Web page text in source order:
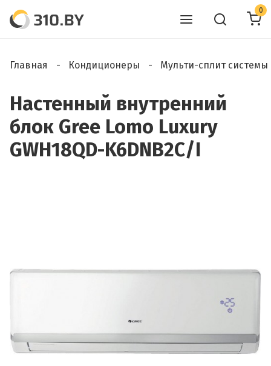
0
Главная Кондиционеры Мульти-сплит системы
Настенный внутренний
блок Gree Lomo Luxury
GWH18QD-K6DNB2C/I